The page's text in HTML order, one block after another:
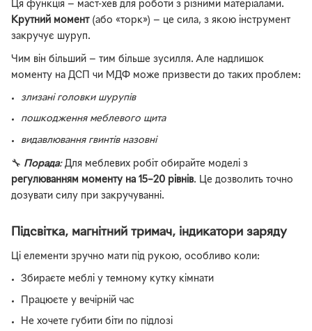
Ця функція — маст-хев для роботи з різними матеріалами.
Крутний момент(або «торк») — це сила, з якою інструмент
закручує шуруп.
Чим він більший — тим більше зусилля. Але надлишок
моменту на ДСП чи МДФ може призвести до таких проблем:
злизані головки шурупів
пошкодження меблевого щита
видавлювання гвинтів назовні
🔧 Порада: Для меблевих робіт обирайте моделі з
регулюванням моменту на 15–20 рівнів. Це дозволить точно
дозувати силу при закручуванні.
Підсвітка, магнітний тримач, індикатори заряду
Ці елементи зручно мати під рукою, особливо коли:
Збираєте меблі у темному кутку кімнати
Працюєте у вечірній час
Не хочете губити біти по підлозі